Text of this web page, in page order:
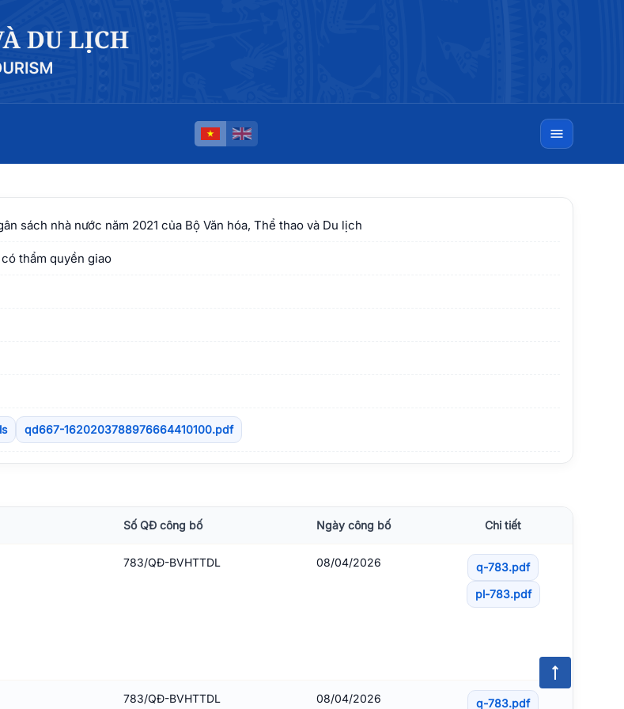
sách nhà nước năm 2021 của Bộ Văn hóa, Thể thao và Du lịch
thẩm quyền giao
qd667-1620203788976664410100.pdf
Số QĐ công bố Ngày công bố Chi tiết
783/QĐ-BVHTTDL 08/04/2026
q-783.pdf
pl-783.pdf
783/QĐ-BVHTTDL 08/04/2026 q-783.pdf